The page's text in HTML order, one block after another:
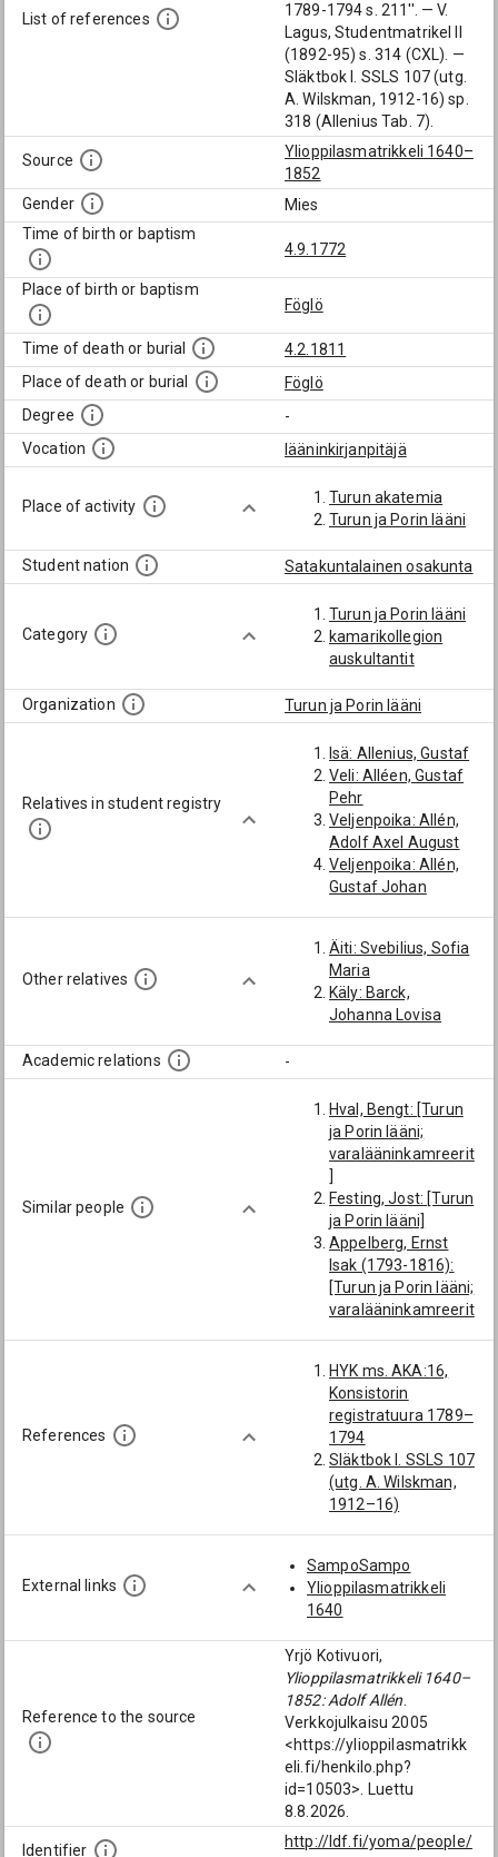
List of references
1789-1794 s. 211''. — V.
Lagus, Studentmatrikel II
(1892-95) s. 314 (CXL). —
Släktbok I. SSLS 107 (utg.
A. Wilskman, 1912-16) sp.
318 (Allenius Tab. 7).
Source
Ylioppilasmatrikkeli 1640–
1852
Gender
Mies
Time of birth or baptism
4.9.1772
Place of birth or baptism
Föglö
Time of death or burial
4.2.1811
Place of death or burial
Föglö
Degree
-
Vocation
lääninkirjanpitäjä
Place of activity
Turun akatemia
Turun ja Porin lääni
Student nation Satakuntalainen osakunta
Category
Turun ja Porin lääni
kamarikollegion
auskultantit
Organization Turun ja Porin lääni
Relatives in student registry
Isä: Allenius, Gustaf
Veli: Alléen, Gustaf
Pehr
Veljenpoika: Allén,
Adolf Axel August
Veljenpoika: Allén,
Gustaf Johan
Other relatives
Äiti: Svebilius, Sofia
Maria
Käly: Barck,
Johanna Lovisa
Academic relations -
Similar people
Hval, Bengt: [Turun
ja Porin lääni;
varalääninkamreerit
]
Festing, Jost: [Turun
ja Porin lääni]
Appelberg, Ernst
Isak (1793-1816):
[Turun ja Porin lääni;
varalääninkamreerit
[Turun ja Porin lääni]
von Pfaler, Teofilus
Vilhelm (1815-
1850): [Turun ja
Porin lääni;
varalääninkamreerit
]
Schulman, Anders
[Turun ja Porin lääni]
Lignell, Karl Oskar
(1815-1880):
[lääninkirjanpitäjä;
Turun ja Porin lääni;
varalääninkamreerit
]
Wasz, Erik (1780-
1840):
[lääninkirjanpitäjä;
Turun ja Porin lääni;
varalääninkamreerit
]
References
HYK ms. AKA:16,
Konsistorin
registratuura 1789–
1794
Släktbok I. SSLS 107
(utg. A. Wilskman,
1912–16)
External links
SampoSampo
Ylioppilasmatrikkeli
1640
Reference to the source
Yrjö Kotivuori,
Ylioppilasmatrikkeli 1640–
1852: Adolf Allén
Verkkojulkaisu 2005
<https://ylioppilasmatrikk
eli.fi/henkilo.php?
id=10503>. Luettu
8.8.2026.
Identifier
http://ldf.fi/yoma/people/